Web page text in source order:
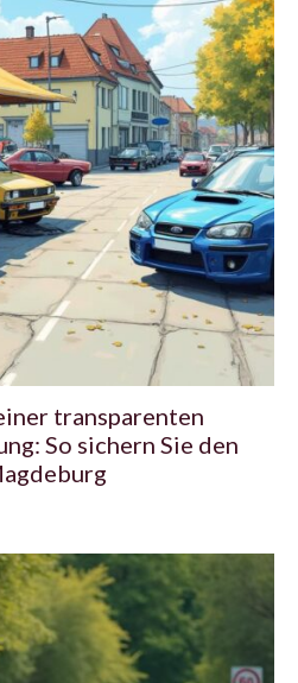
transparenten
So sichern Sie den